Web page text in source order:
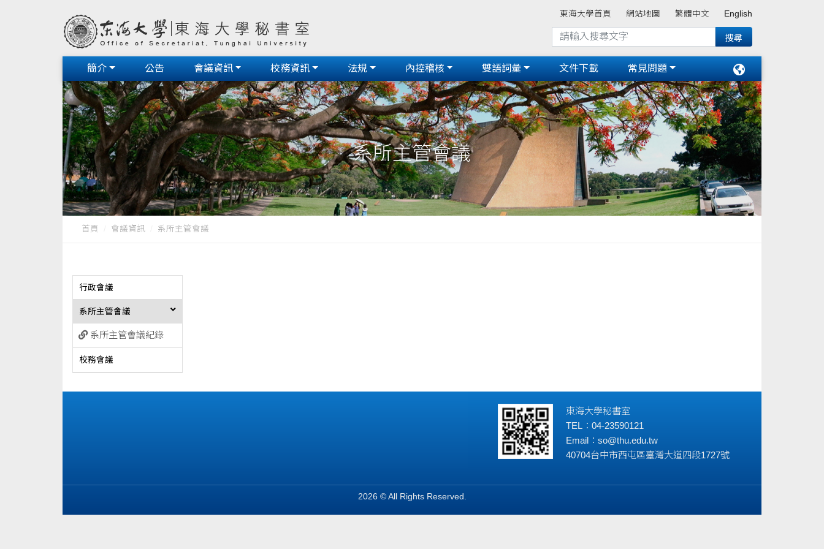
東海大學首頁 網站地圖 繁體中文 English
簡介 公告 會議資訊 校務資訊 法規 內控稽核 雙語詞彙 文件下載 常見問題
系所主管會議
首頁 會議資訊 系所主管會議
行政會議
系所主管會議
系所主管會議紀錄
校務會議
東海大學秘書室
TEL：04-23590121
Email：so@thu.edu.tw
40704台中市西屯區臺灣大道四段1727號
2026 © All Rights Reserved.